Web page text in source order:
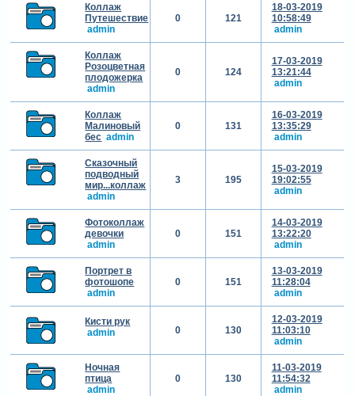
Коллаж
Путешествие
admin
0 121
18-03-2019
10:58:49
admin
Коллаж
Розоцветная
плодожерка
admin
0 124
17-03-2019
13:21:44
admin
Коллаж
Малиновый
бес admin
0 131
16-03-2019
13:35:29
admin
Сказочный
подводный
мир...коллаж
admin
3 195
15-03-2019
19:02:55
admin
Фотоколлаж
девочки
admin
0 151
14-03-2019
13:22:20
admin
Портрет в
фотошопе
admin
0 151
13-03-2019
11:28:04
admin
Кисти рук
admin
0 130
12-03-2019
11:03:10
admin
Ночная
птица
admin
0 130
11-03-2019
11:54:32
admin